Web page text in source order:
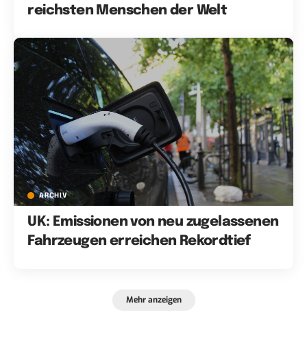
reichsten Menschen der Welt
ARCHIV
UK: Emissionen von neu zugelassenen
Fahrzeugen erreichen Rekordtief
Mehr anzeigen